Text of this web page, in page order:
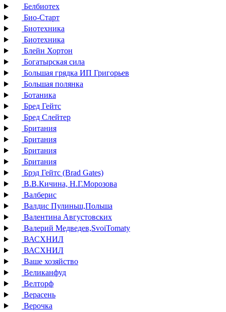
Белбиотех
Био-Старт
Биотехника
Биотехника
Блейн Хортон
Богатырская сила
Большая грядка ИП Григорьев
Большая полянка
Ботаника
Бред Гейтс
Бред Слейтер
Британия
Британия
Британия
Британия
Брэд Гейтс (Brad Gates)
В.В.Кичина, Н.Г.Морозова
Валберис
Валдис Пулиньш,Польша
Валентина Августовских
Валерий Медведев,SvoiTomaty
ВАСХНИЛ
ВАСХНИЛ
Ваше хозяйство
Великанфуд
Велторф
Верасень
Верочка